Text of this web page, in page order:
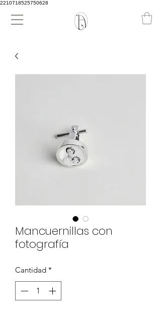
2210718525750628
Mancuernillas con
fotografía
Cantidad *